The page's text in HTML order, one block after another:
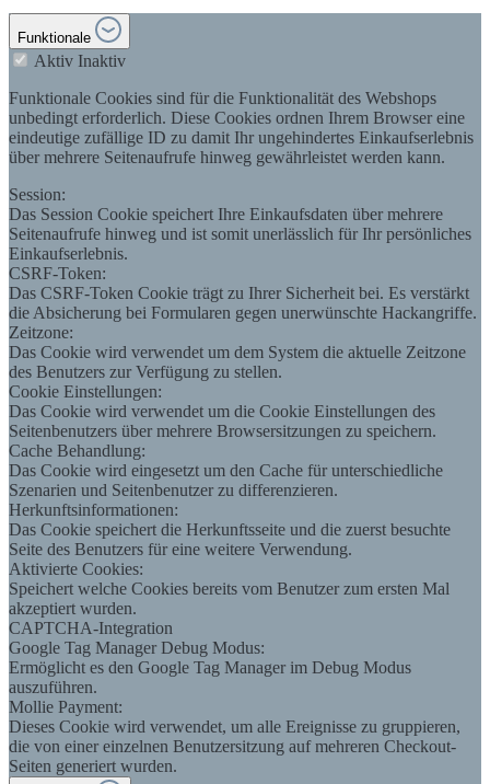
Funktionale
Aktiv Inaktiv
Funktionale Cookies sind für die Funktionalität des Webshops
unbedingt erforderlich. Diese Cookies ordnen Ihrem Browser eine
eindeutige zufällige ID zu damit Ihr ungehindertes Einkaufserlebnis
über mehrere Seitenaufrufe hinweg gewährleistet werden kann.
Session:
Das Session Cookie speichert Ihre Einkaufsdaten über mehrere
Seitenaufrufe hinweg und ist somit unerlässlich für Ihr persönliches
Einkaufserlebnis.
CSRF-Token:
Das CSRF-Token Cookie trägt zu Ihrer Sicherheit bei. Es verstärkt
die Absicherung bei Formularen gegen unerwünschte Hackangriffe.
Zeitzone:
Das Cookie wird verwendet um dem System die aktuelle Zeitzone
des Benutzers zur Verfügung zu stellen.
Cookie Einstellungen:
Das Cookie wird verwendet um die Cookie Einstellungen des
Seitenbenutzers über mehrere Browsersitzungen zu speichern.
Cache Behandlung:
Das Cookie wird eingesetzt um den Cache für unterschiedliche
Szenarien und Seitenbenutzer zu differenzieren.
Herkunftsinformationen:
Das Cookie speichert die Herkunftsseite und die zuerst besuchte
Seite des Benutzers für eine weitere Verwendung.
Aktivierte Cookies:
Speichert welche Cookies bereits vom Benutzer zum ersten Mal
akzeptiert wurden.
CAPTCHA-Integration
Google Tag Manager Debug Modus:
Ermöglicht es den Google Tag Manager im Debug Modus
auszuführen.
Mollie Payment:
Dieses Cookie wird verwendet, um alle Ereignisse zu gruppieren,
die von einer einzelnen Benutzersitzung auf mehreren Checkout-
Seiten generiert wurden.